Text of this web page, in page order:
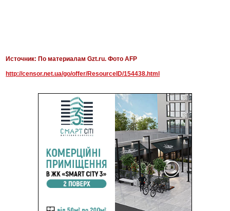
Источник: По материалам Gzt.ru. Фото AFP
http://censor.net.ua/go/offer/ResourceID/154438.html